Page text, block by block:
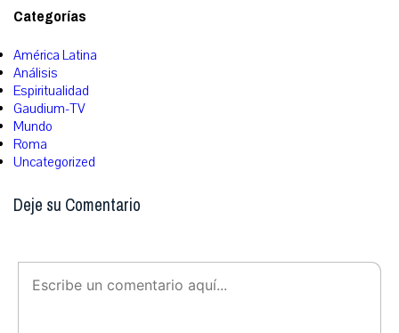
Categorías
América Latina
Análisis
Espiritualidad
Gaudium-TV
Mundo
Roma
Uncategorized
Deje su Comentario